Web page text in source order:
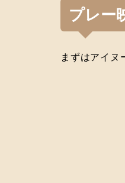
プレー
まずはアイヌ